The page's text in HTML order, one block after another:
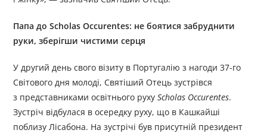
Папа до Scholas Occurentes: не боятися забруднити
руки, зберігши чистими серця
У другий день свого візиту в Португалію з нагоди 37-го
Світового дня молоді, Святіший Отець зустрівся
з представниками освітнього рухуScholas Occurentes.
Зустріч відбулася в осередку руху, що в Кашкайші
поблизу Лісабона. На зустрічі був присутній президент